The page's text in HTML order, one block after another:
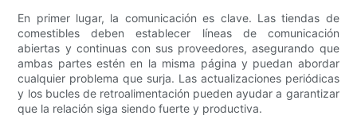
En primer lugar, la comunicación es clave. Las tiendas de
comestibles deben establecer líneas de comunicación
abiertas y continuas con sus proveedores, asegurando que
ambas partes estén en la misma página y puedan abordar
cualquier problema que surja. Las actualizaciones periódicas
y los bucles de retroalimentación pueden ayudar a garantizar
que la relación siga siendo fuerte y productiva.